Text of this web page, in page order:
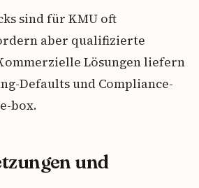
sind für KMU oft
aber qualifizierte
Lösungen liefern
Defaults und Compliance-
box.
und